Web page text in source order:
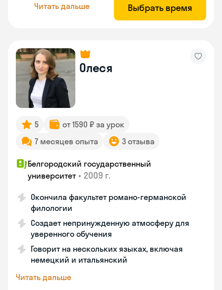
Читать дальше Выбрать время
Олеся
5
от 1590 ₽ за урок
7 месяцев опыта
3 отзыва
Белгородский государственный
университет • 2009 г.
Окончила факультет романо-германской
филологии
Создает непринужденную атмосферу для
уверенного обучения
Говорит на нескольких языках, включая
немецкий и итальянский
Читать дальше